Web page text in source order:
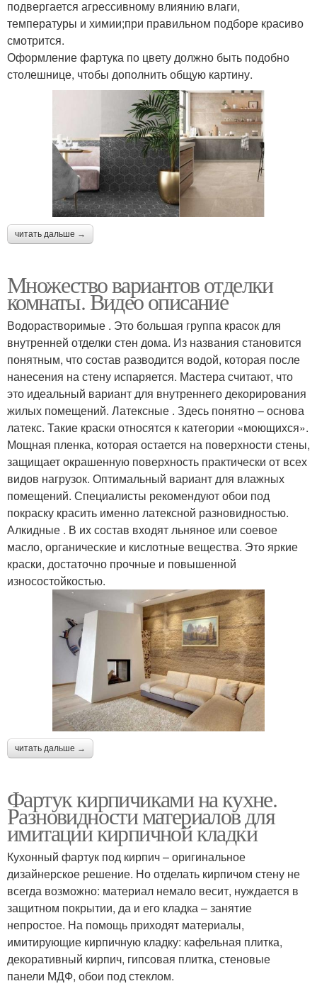
подвергается агрессивному влиянию влаги,
температуры и химии;при правильном подборе красиво
смотрится.
Оформление фартука по цвету должно быть подобно
столешнице, чтобы дополнить общую картину.
читать дальше →
Множество вариантов отделки
комнаты. Видео описание
Водорастворимые . Это большая группа красок для
внутренней отделки стен дома. Из названия становится
понятным, что состав разводится водой, которая после
нанесения на стену испаряется. Мастера считают, что
это идеальный вариант для внутреннего декорирования
жилых помещений. Латексные . Здесь понятно – основа
латекс. Такие краски относятся к категории «моющихся».
Мощная пленка, которая остается на поверхности стены,
защищает окрашенную поверхность практически от всех
видов нагрузок. Оптимальный вариант для влажных
помещений. Специалисты рекомендуют обои под
покраску красить именно латексной разновидностью.
Алкидные . В их состав входят льняное или соевое
масло, органические и кислотные вещества. Это яркие
краски, достаточно прочные и повышенной
износостойкостью.
читать дальше →
Фартук кирпичиками на кухне.
Разновидности материалов для
имитации кирпичной кладки
Кухонный фартук под кирпич – оригинальное
дизайнерское решение. Но отделать кирпичом стену не
всегда возможно: материал немало весит, нуждается в
защитном покрытии, да и его кладка – занятие
непростое. На помощь приходят материалы,
имитирующие кирпичную кладку: кафельная плитка,
декоративный кирпич, гипсовая плитка, стеновые
панели МДФ, обои под стеклом.